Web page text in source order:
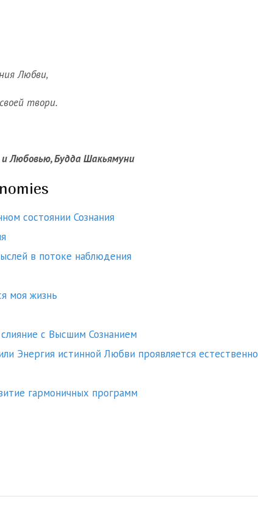
Любви,
своей твори.
Любовью, Будда Шакьямуни
состоянии Сознания
в потоке наблюдения
моя жизнь
с Высшим Сознанием
Энергия истинной Любви проявляется естественно
гармоничных программ